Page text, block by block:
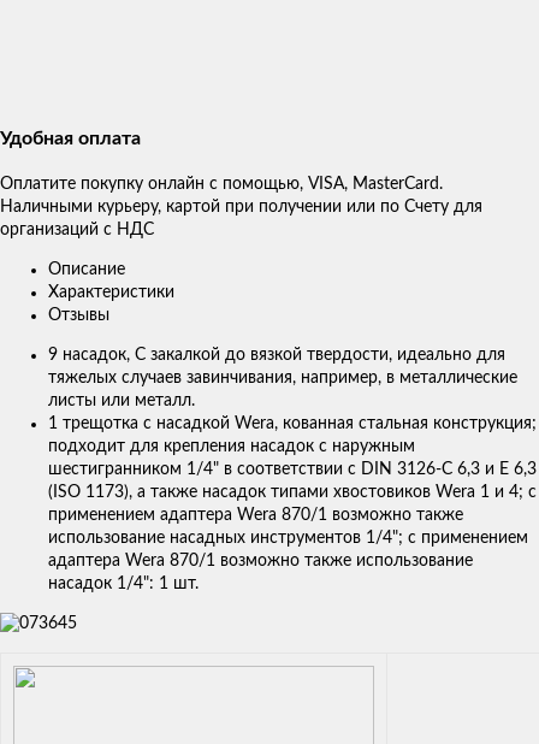
Удобная оплата
Оплатите покупку онлайн с помощью, VISA, MasterCard.
Наличными курьеру, картой при получении или по Счету для
организаций с НДС
Описание
Характеристики
Отзывы
9 насадок, С закалкой до вязкой твердости, идеально для
тяжелых случаев завинчивания, например, в металлические
листы или металл.
1 трещотка с насадкой Wera, кованная стальная конструкция;
подходит для крепления насадок с наружным
шестигранником 1/4" в соответствии с DIN 3126-C 6,3 и E 6,3
(ISO 1173), а также насадок типами хвостовиков Wera 1 и 4; с
применением адаптера Wera 870/1 возможно также
использование насадных инструментов 1/4"; с применением
адаптера Wera 870/1 возможно также использование
насадок 1/4": 1 шт.